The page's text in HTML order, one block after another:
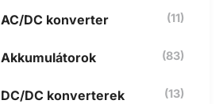
AC/DC konverter (11)
Akkumulátorok (83)
DC/DC konverterek (13)